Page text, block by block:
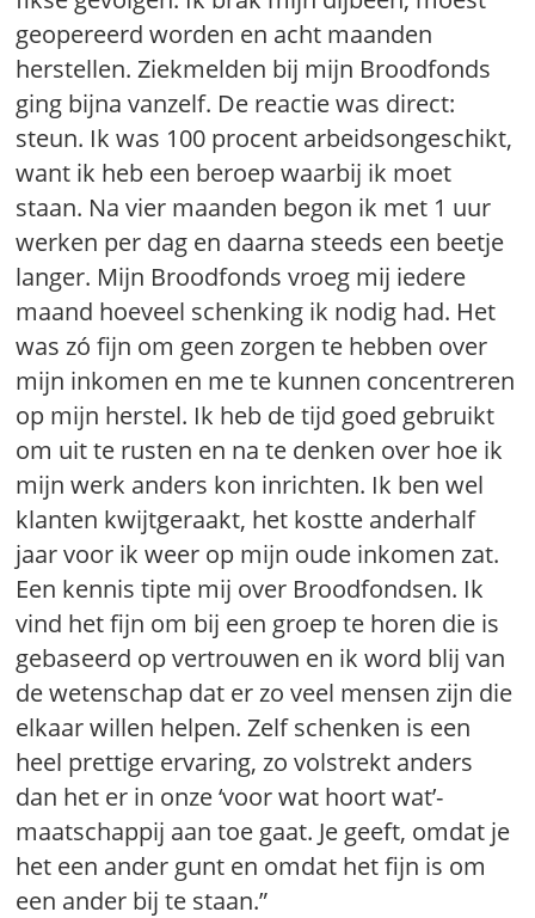
geopereerd worden en acht maanden
herstellen. Ziekmelden bij mijn Broodfonds
ging bijna vanzelf. De reactie was direct:
steun. Ik was 100 procent arbeidsongeschikt,
want ik heb een beroep waarbij ik moet
staan. Na vier maanden begon ik met 1 uur
werken per dag en daarna steeds een beetje
langer. Mijn Broodfonds vroeg mij iedere
maand hoeveel schenking ik nodig had. Het
was zó fijn om geen zorgen te hebben over
mijn inkomen en me te kunnen concentreren
op mijn herstel. Ik heb de tijd goed gebruikt
om uit te rusten en na te denken over hoe ik
mijn werk anders kon inrichten. Ik ben wel
klanten kwijtgeraakt, het kostte anderhalf
jaar voor ik weer op mijn oude inkomen zat.
Een kennis tipte mij over Broodfondsen. Ik
vind het fijn om bij een groep te horen die is
gebaseerd op vertrouwen en ik word blij van
de wetenschap dat er zo veel mensen zijn die
elkaar willen helpen. Zelf schenken is een
heel prettige ervaring, zo volstrekt anders
dan het er in onze ‘voor wat hoort wat’-
maatschappij aan toe gaat. Je geeft, omdat je
het een ander gunt en omdat het fijn is om
een ander bij te staan.”